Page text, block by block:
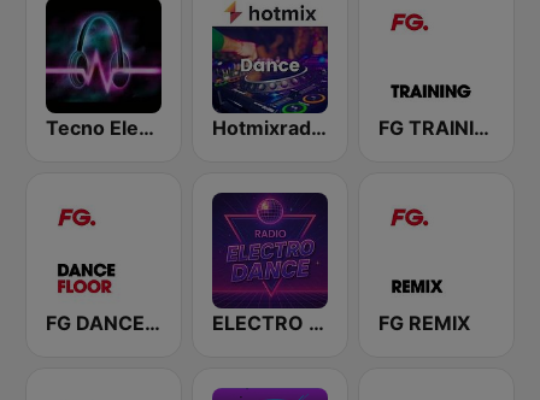
Tecno Electro Hotmixradio Dance FG TRAINING
FG DANCEFLOOR ELECTRO DANCE FG REMIX